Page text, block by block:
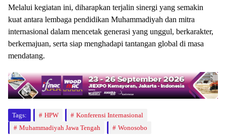
Melalui kegiatan ini, diharapkan terjalin sinergi yang semakin
kuat antara lembaga pendidikan Muhammadiyah dan mitra
internasional dalam mencetak generasi yang unggul, berkarakter,
berkemajuan, serta siap menghadapi tantangan global di masa
mendatang.
Tags: HPW
Konferensi Internasional
Muhammadiyah Jawa Tengah
Wonosobo